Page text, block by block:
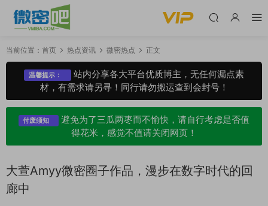
当前位置： 首页 热点资讯 微密热点 正文
温馨提示：
站内分享各大平台优质博主，无任何漏点素
材，有需求请另寻！同行请勿搬运查到会封号！
付废须知
避免为了三瓜两枣而不愉快，请自行考虑是否值
得花米，感觉不值请关闭网页！
大萱Amyy微密圈子作品，漫步在数字时代的回
廊中